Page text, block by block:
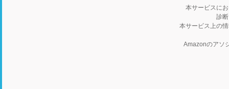
本サービスに
診
本サービス上の
Amazonのアソ